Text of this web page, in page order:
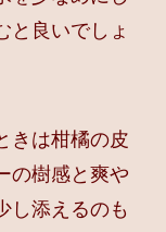
と良いでしょ
きは柑橘の皮
の樹感と爽や
し添えるのも